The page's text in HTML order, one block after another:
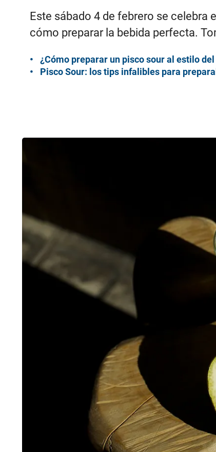
Este sábado 4 de febrero se celebra
cómo preparar la bebida perfecta.
¿Cómo preparar un pisco sour al estilo
Pisco Sour: los tips infalibles para